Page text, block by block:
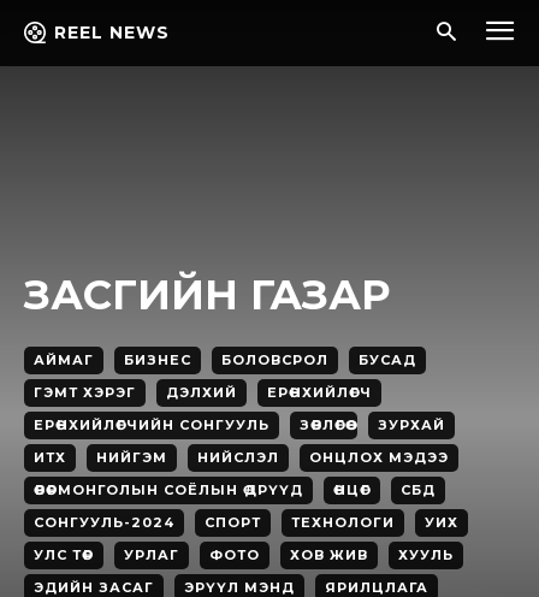
REEL NEWS
ЗАСГИЙН ГАЗАР
АЙМАГ БИЗНЕС БОЛОВСРОЛ
БУСАД
ГЭМТ ХЭРЭГ
ДЭЛХИЙ
ЕРӨНХИЙЛӨГЧ
ЕРӨНХИЙЛӨГЧИЙН СОНГУУЛЬ
ЗӨВЛӨГӨӨ
ЗУРХАЙ
ИТХ
НИЙГЭМ НИЙСЛЭЛ
ОНЦЛОХ МЭДЭЭ
ӨВӨРМОНГОЛЫН СОЁЛЫН ӨДРҮҮД
ӨНЦӨГ
СБД
СОНГУУЛЬ-2024
СПОРТ ТЕХНОЛОГИ
УИХ
УЛС ТӨР
УРЛАГ ФОТО ХОВ ЖИВ
ХУУЛЬ
ЭДИЙН ЗАСАГ
ЭРҮҮЛ МЭНД ЯРИЛЦЛАГА